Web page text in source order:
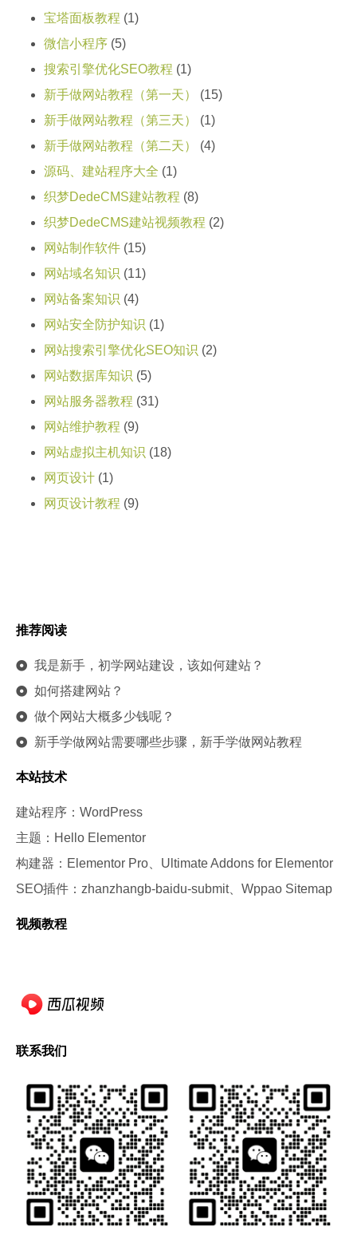
宝塔面板教程 (1)
微信小程序 (5)
搜索引擎优化SEO教程 (1)
新手做网站教程（第一天）
(15)
新手做网站教程（第三天）
(1)
新手做网站教程（第二天）
(4)
源码、建站程序大全 (1)
织梦DedeCMS建站教程 (8)
织梦DedeCMS建站视频教程 (2)
网站制作软件 (15)
网站域名知识 (11)
网站备案知识 (4)
网站安全防护知识 (1)
网站搜索引擎优化SEO知识 (2)
网站数据库知识 (5)
网站服务器教程 (31)
网站维护教程 (9)
网站虚拟主机知识 (18)
网页设计 (1)
网页设计教程 (9)
推荐阅读
我是新手，初学网站建设，该如何建站？
如何搭建网站？
做个网站大概多少钱呢？
新手学做网站需要哪些步骤，新手学做网站教程
本站技术
建站程序：WordPress
主题：Hello Elementor
构建器：Elementor Pro、Ultimate Addons for Elementor
SEO插件：zhanzhangb-baidu-submit、Wppao Sitemap
视频教程
联系我们